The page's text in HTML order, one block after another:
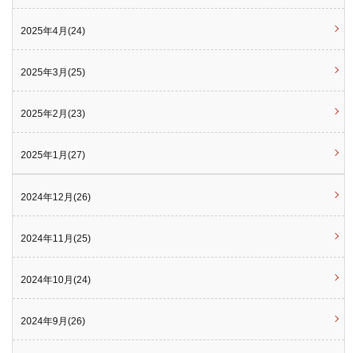
2025年4月(24)
2025年3月(25)
2025年2月(23)
2025年1月(27)
2024年12月(26)
2024年11月(25)
2024年10月(24)
2024年9月(26)